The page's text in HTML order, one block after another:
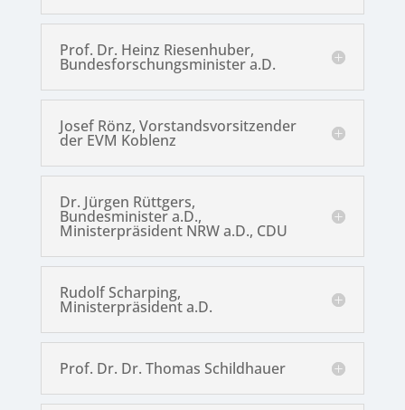
Prof. Dr. Heinz Riesenhuber,
Bundesforschungsminister a.D.
Josef Rönz, Vorstandsvorsitzender
der EVM Koblenz
Dr. Jürgen Rüttgers,
Bundesminister a.D.,
Ministerpräsident NRW a.D., CDU
Rudolf Scharping,
Ministerpräsident a.D.
Prof. Dr. Dr. Thomas Schildhauer